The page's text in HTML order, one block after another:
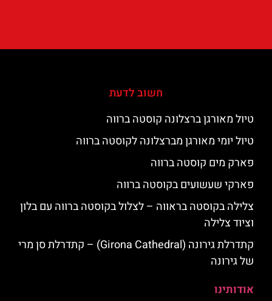
חשוב לדעת
טיול מאורגן ברצלונה קוסטה ברווה
טיול יומי מאורגן מברצלונה לקוסטה ברווה
פארק מים קוסטה ברווה
פארקי שעשועים בקוסטה ברווה
צלילה בקוסטה בראווה – לצלול בקוסטה ברווה עם בלון
וציוד צלילה
קתדרלת גירונה (Girona Cathedral) – קתדרלת סן מרי
של גירונה
אודותינו